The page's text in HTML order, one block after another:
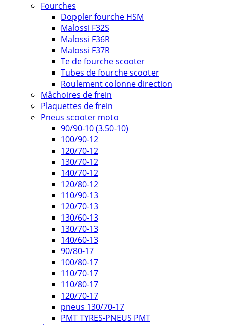
Fourches
Doppler fourche HSM
Malossi F32S
Malossi F36R
Malossi F37R
Te de fourche scooter
Tubes de fourche scooter
Roulement colonne direction
Mâchoires de frein
Plaquettes de frein
Pneus scooter moto
90/90-10 (3.50-10)
100/90-12
120/70-12
130/70-12
140/70-12
120/80-12
110/90-13
120/70-13
130/60-13
130/70-13
140/60-13
90/80-17
100/80-17
110/70-17
110/80-17
120/70-17
pneus 130/70-17
PMT TYRES-PNEUS PMT